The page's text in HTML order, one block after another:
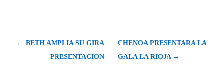
← BETH AMPLIA SU GIRA
PRESENTACION
CHENOA PRESENTARA LA
GALA LA RIOJA →